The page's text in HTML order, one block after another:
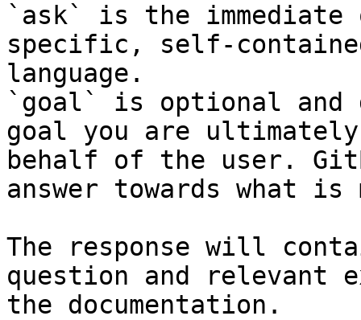
`ask` is the
specific, self-
language.
`goal` is optional and
goal you are
behalf of the user.
answer towards what
The response will
question and relevant
the documentation.